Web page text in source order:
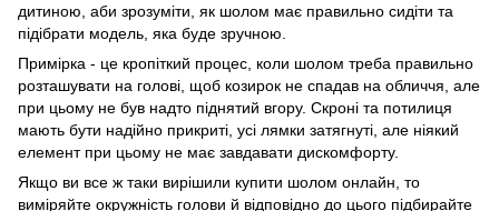
дитиною, аби зрозуміти, як шолом має правильно сидіти та
підібрати модель, яка буде зручною.
Примірка - це кропіткий процес, коли шолом треба правильно
розташувати на голові, щоб козирок не спадав на обличчя, але
при цьому не був надто піднятий вгору. Скроні та потилиця
мають бути надійно прикриті, усі лямки затягнуті, але ніякий
елемент при цьому не має завдавати дискомфорту.
Якщо ви все ж таки вирішили купити шолом онлайн, то
виміряйте окружність голови й відповідно до цього підбирайте